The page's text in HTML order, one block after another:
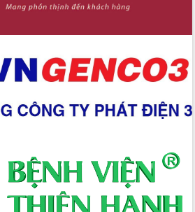
cao đời
đẩy
bảo
tỉnh
nhìn
bộ